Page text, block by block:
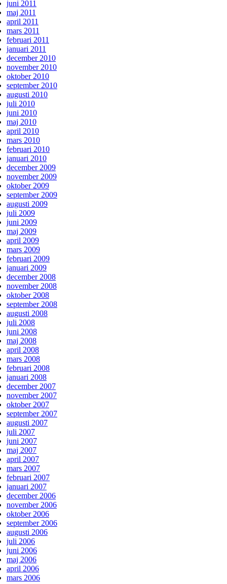
juni 2011
maj 2011
april 2011
mars 2011
februari 2011
januari 2011
december 2010
november 2010
oktober 2010
september 2010
augusti 2010
juli 2010
juni 2010
maj 2010
april 2010
mars 2010
februari 2010
januari 2010
december 2009
november 2009
oktober 2009
september 2009
augusti 2009
juli 2009
juni 2009
maj 2009
april 2009
mars 2009
februari 2009
januari 2009
december 2008
november 2008
oktober 2008
september 2008
augusti 2008
juli 2008
juni 2008
maj 2008
april 2008
mars 2008
februari 2008
januari 2008
december 2007
november 2007
oktober 2007
september 2007
augusti 2007
juli 2007
juni 2007
maj 2007
april 2007
mars 2007
februari 2007
januari 2007
december 2006
november 2006
oktober 2006
september 2006
augusti 2006
juli 2006
juni 2006
maj 2006
april 2006
mars 2006